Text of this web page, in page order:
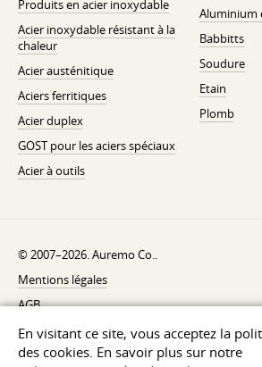
En visitant ce site, vous acceptez la
des cookies. En savoir plus sur notre
Produits en acier inoxydable
Acier inoxydable résistant à la
chaleur
Acier austénitique
Aciers ferritiques
Acier duplex
GOST pour les aciers spéciaux
Acier à outils
Aluminium
Babbitts
Soudure
Etain
Plomb
© 2007–2026. Auremo Co..
Mentions légales
AGB
Politique de rétractation
Politique de confidentialité